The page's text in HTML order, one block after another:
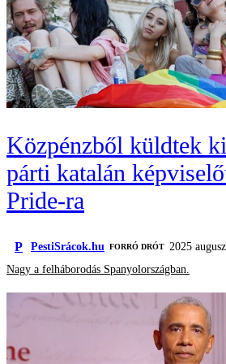
Közpénzből küldtek
párti katalán
Pride-ra
P PestiSrácok.hu FORRÓ DRÓT 2025
Nagy a felháborodás Spanyolországban.